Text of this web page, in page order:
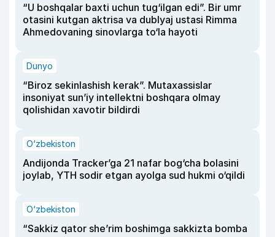
“U boshqalar baxti uchun tug‘ilgan edi”. Bir umr
otasini kutgan aktrisa va dublyaj ustasi Rimma
Ahmedovaning sinovlarga to‘la hayoti
Dunyo
“Biroz sekinlashish kerak”. Mutaxassislar
insoniyat sun’iy intellektni boshqara olmay
qolishidan xavotir bildirdi
O‘zbekiston
Andijonda Tracker’ga 21 nafar bog‘cha bolasini
joylab, YTH sodir etgan ayolga sud hukmi o‘qildi
O‘zbekiston
“Sakkiz qator she’rim boshimga sakkizta bomba